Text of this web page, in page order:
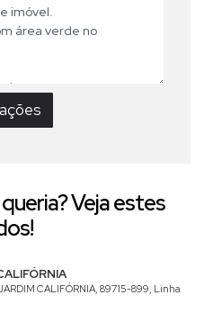
Veja estes
CALIFÓRNIA, 89715-899, Linha
Brasil